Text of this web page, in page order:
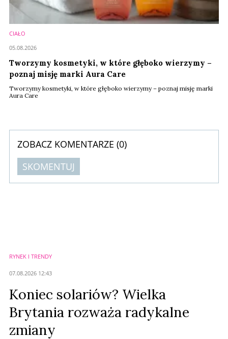
CIAŁO
Tworzymy kosmetyki, w które głęboko wierzymy –
poznaj misję marki Aura Care
Tworzymy kosmetyki, w które głęboko wierzymy – poznaj misję marki
Aura Care
05.08.2026
ZOBACZ KOMENTARZE (0)
SKOMENTUJ
RYNEK I TRENDY
07.08.2026 12:43
Koniec solariów? Wielka
Brytania rozważa radykalne
zmiany